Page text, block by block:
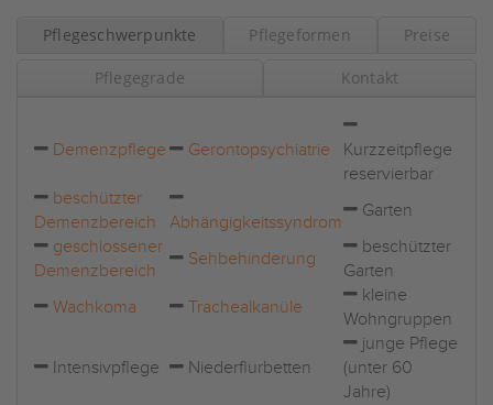
Pflegeschwerpunkte Pflegeformen Preise
Pflegegrade Kontakt
Demenzpflege Gerontopsychiatrie
Kurzzeitpflege
reservierbar
beschützter
Demenzbereich
Abhängigkeitssyndrom
Garten
geschlossener
Demenzbereich
Sehbehinderung
beschützter
Garten
Wachkoma
Trachealkanüle
kleine
Wohngruppen
Intensivpflege Niederflurbetten
junge Pflege
(unter 60
Jahre)